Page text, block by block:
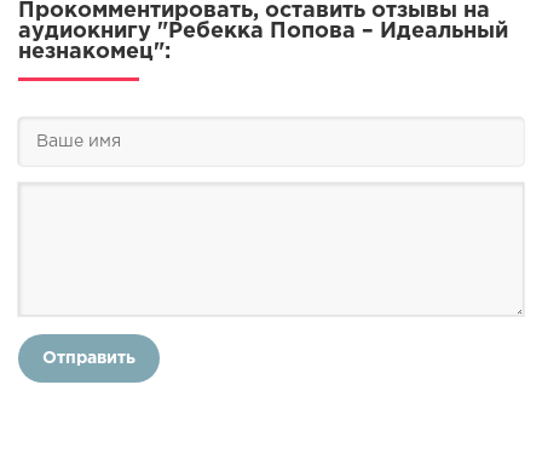
Прокомментировать, оставить отзывы на
аудиокнигу "Ребекка Попова – Идеальный
незнакомец":
Отправить